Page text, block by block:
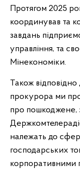
Протягом 2025
координував та
завдань
управління, та
Мінекономіки.
Також
прокурора ми
про пошкоджене,
належать до
господарських
корпоративними